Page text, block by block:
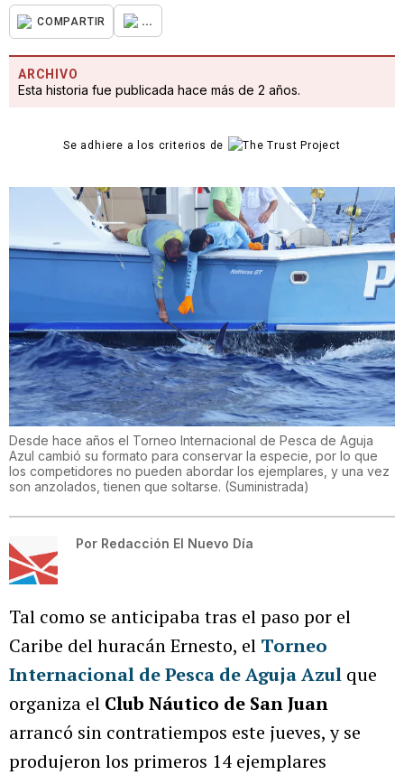
COMPARTIR ...
ARCHIVO
Esta historia fue publicada hace más de 2 años.
Se adhiere a los criterios de
Desde hace años el Torneo Internacional de Pesca de Aguja
Azul cambió su formato para conservar la especie, por lo que
los competidores no pueden abordar los ejemplares, y una vez
son anzolados, tienen que soltarse. (Suministrada)
Por Redacción El Nuevo Día
Tal como se anticipaba tras el paso por el
Caribe del huracán Ernesto, el Torneo
Internacional de Pesca de Aguja Azul que
organiza el Club Náutico de San Juan
arrancó sin contratiempos este jueves, y se
produjeron los primeros 14 ejemplares